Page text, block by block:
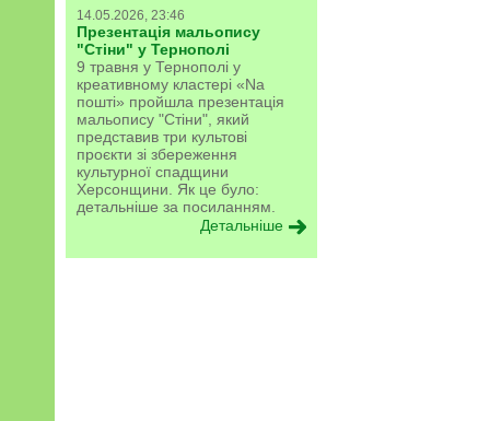
14.05.2026, 23:46
Презентація мальопису
"Стіни" у Тернополі
9 травня у Тернополі у
креативному кластері «Na
пошті» пройшла презентація
мальопису "Стіни", який
представив три культові
проєкти зі збереження
культурної спадщини
Херсонщини. Як це було:
детальніше за посиланням.
Детальніше